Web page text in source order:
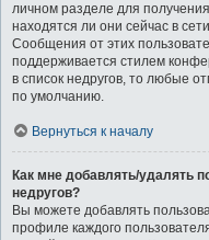
личном разделе для
находятся ли они сейчас в
Сообщения от этих
поддерживается стилем
в список недругов, то любые
по умолчанию.
Вернуться к началу
Как мне добавлять/удалять
недругов?
Вы можете добавлять
профиле каждого